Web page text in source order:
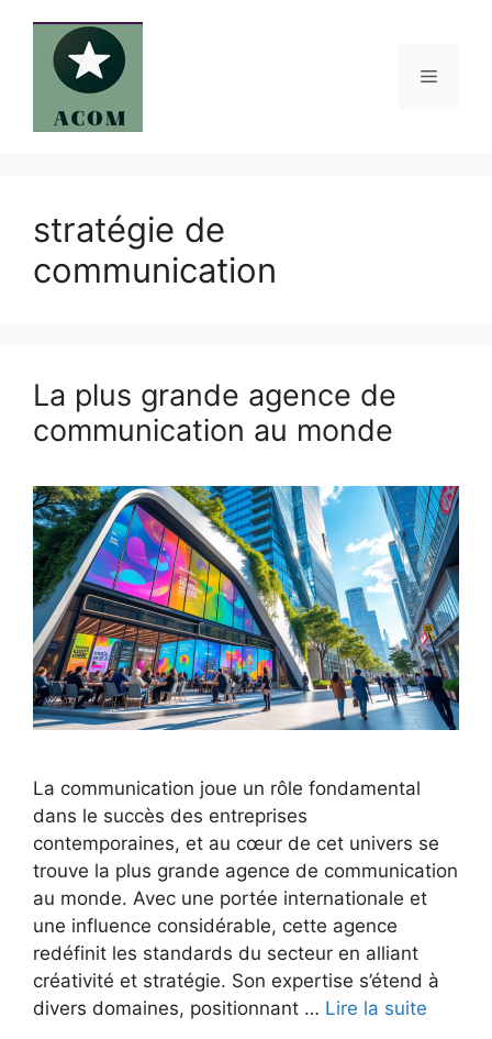
contenu
Menu
stratégie de
communication
La plus grande agence de
communication au monde
La communication joue un rôle fondamental
dans le succès des entreprises
contemporaines, et au cœur de cet univers se
trouve la plus grande agence de communication
au monde. Avec une portée internationale et
une influence considérable, cette agence
redéfinit les standards du secteur en alliant
créativité et stratégie. Son expertise s’étend à
divers domaines, positionnant … Lire la suite